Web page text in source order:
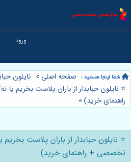
صفحه اصلی » نایلون
⭐️ نایلون حبابدار از باران پلاست بخریم
راهنمای خرید)»
⭐️ نایلون حبابدار از باران پلاست
تخصصی + راهنمای خرید)